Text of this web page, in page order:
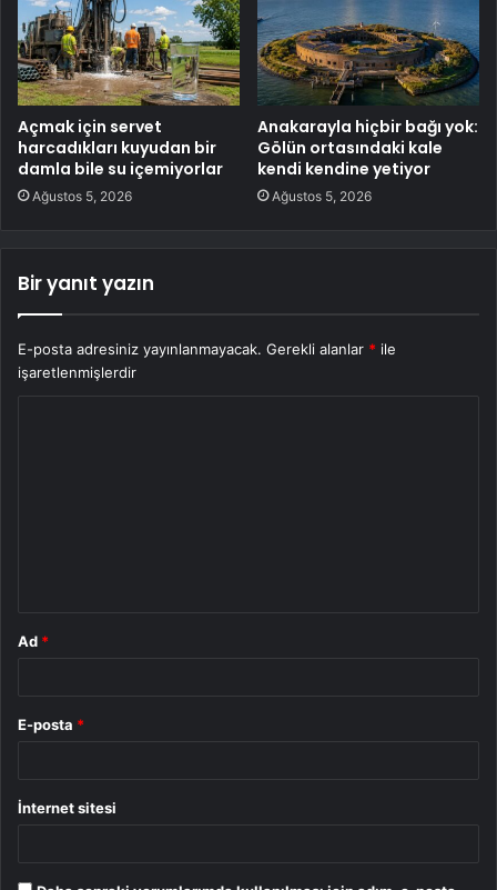
Açmak için servet
harcadıkları kuyudan bir
damla bile su içemiyorlar
Ağustos 5, 2026
Anakarayla hiçbir bağı yok:
Gölün ortasındaki kale
kendi kendine yetiyor
Ağustos 5, 2026
Bir yanıt yazın
E-posta adresiniz yayınlanmayacak. Gerekli alanlar * ile
işaretlenmişlerdir
Ad *
E-posta *
İnternet sitesi